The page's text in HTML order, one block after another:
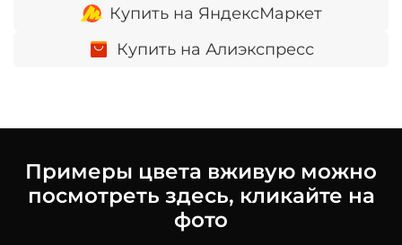
Купить на ЯндексМаркет
Купить на Алиэкспресс
Примеры цвета вживую можно
посмотреть здесь, кликайте на
фото